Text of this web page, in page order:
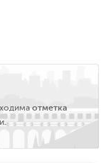
отметка